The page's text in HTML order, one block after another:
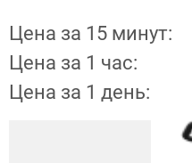
Цена за 15 минут:
Цена за 1 час:
Цена за 1 день: